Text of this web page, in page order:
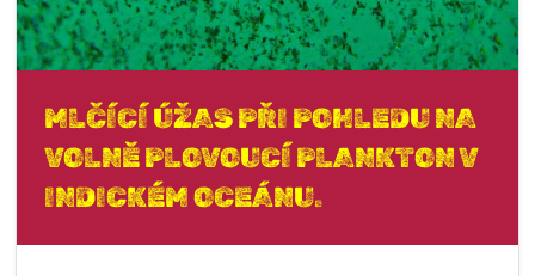
MLČÍCÍ ÚŽAS PŘI POHLEDU NA
VOLNĚ PLOVOUCÍ PLANKTON V
INDICKÉM OCEÁNU.